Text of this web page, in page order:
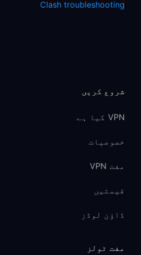
Clash troubleshooting
شروع کریں
VPN کیا ہے
خصوصیات
مفت VPN
قیمتیں
ڈاؤن لوڈز
مفت ٹولز